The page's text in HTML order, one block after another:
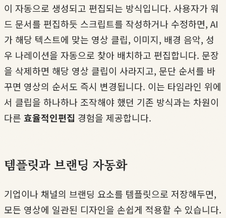
이 자동으로 생성되고 편집되는 방식입니다. 사용자가 워
드 문서를 편집하듯 스크립트를 작성하거나 수정하면, AI
가 해당 텍스트에 맞는 영상 클립, 이미지, 배경 음악, 성
우 나레이션을 자동으로 찾아 배치하고 편집합니다. 문장
을 삭제하면 해당 영상 클립이 사라지고, 문단 순서를 바
꾸면 영상의 순서도 즉시 변경됩니다. 이는 타임라인 위에
서 클립을 하나하나 조작해야 했던 기존 방식과는 차원이
다른 효율적인편집 경험을 제공합니다.
템플릿과 브랜딩 자동화
기업이나 채널의 브랜딩 요소를 템플릿으로 저장해두면,
모든 영상에 일관된 디자인을 손쉽게 적용할 수 있습니다.